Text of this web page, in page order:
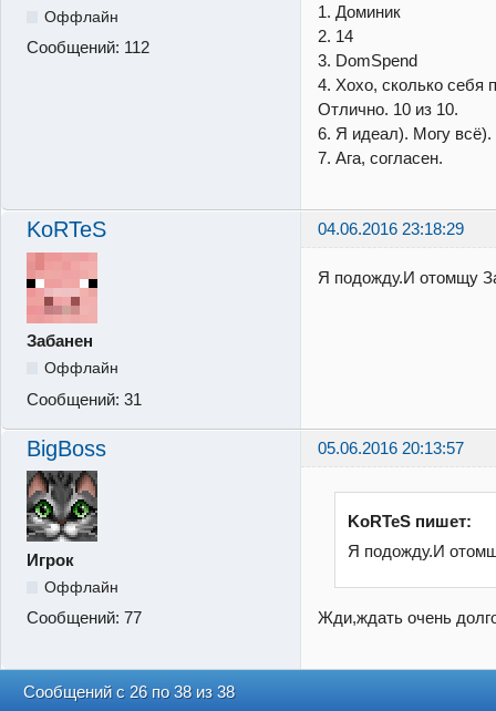
Оффлайн
Сообщений: 112
1. Доминик
2. 14
3. DomSpend
4. Хохо, сколько себя
Отлично. 10 из 10.
6. Я идеал). Могу всё).
7. Ага, согласен.
KoRTeS 04.06.2016 23:18:29
Забанен
Оффлайн
Сообщений: 31
Я подожду.И отомщу
BigBoss 05.06.2016 20:13:57
Игрок
Оффлайн
Сообщений: 77
KoRTeS пишет:
Я подожду.И
Жди,ждать очень
Сообщений с 26 по 38 из 38